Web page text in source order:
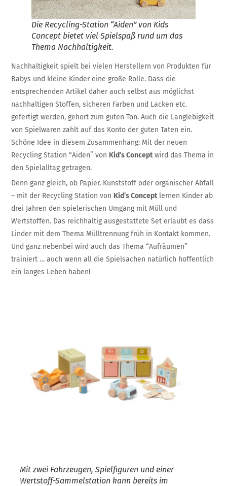
Die Recycling-Station “Aiden” von Kids
Concept bietet viel Spielspaß rund um das
Thema Nachhaltigkeit.
Nachhaltigkeit spielt bei vielen Herstellern von Produkten für
Babys und kleine Kinder eine große Rolle. Dass die
entsprechenden Artikel daher auch selbst aus möglichst
nachhaltigen Stoffen, sicheren Farben und Lacken etc.
gefertigt werden, gehört zum guten Ton. Auch die Langlebigkeit
von Spielwaren zahlt auf das Konto der guten Taten ein.
Schöne Idee in diesem Zusammenhang: Mit der neuen
Recycling Station “Aiden” von Kid’s Conceptwird das Thema in
den Spielalltag getragen.
Denn ganz gleich, ob Papier, Kunststoff oder organischer Abfall
– mit der Recycling Station von Kid’s Conceptlernen Kinder ab
drei Jahren den spielerischen Umgang mit Müll und
Wertstoffen. Das reichhaltig ausgestattete Set erlaubt es dass
Linder mit dem Thema Mülltrennung früh in Kontakt kommen.
Und ganz nebenbei wird auch das Thema “Aufräumen”
trainiert … auch wenn all die Spielsachen natürlich hoffentlich
ein langes Leben haben!
Mit zwei Fahrzeugen, Spielfiguren und einer
Wertstoff-Sammelstation kann bereits im